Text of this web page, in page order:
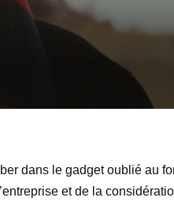
dans le gadget oublié au
et de la